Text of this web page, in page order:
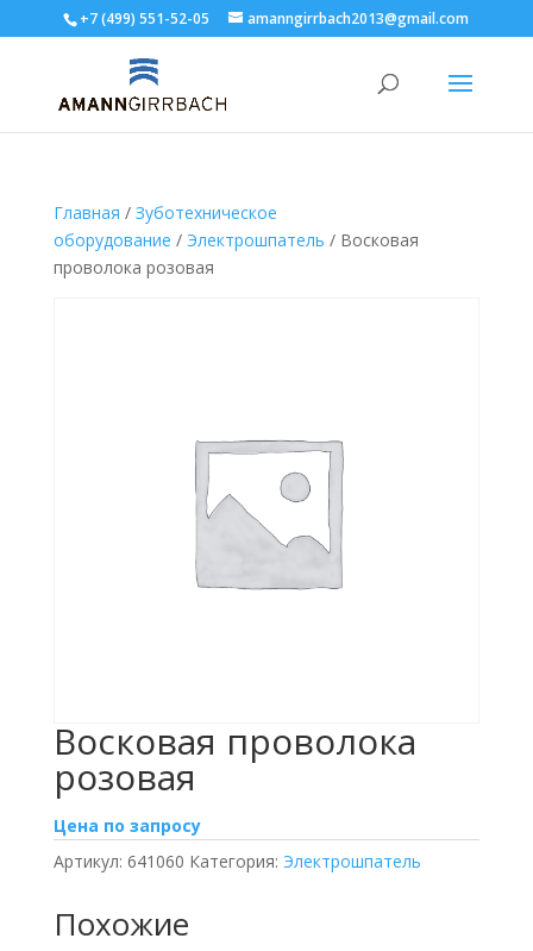
+7 (499) 551-52-05 amanngirrbach2013@gmail.com
Главная / Зуботехническое
оборудование / Электрошпатель / Восковая
проволока розовая
Восковая проволока
розовая
Цена по запросу
Артикул: 641060 Категория: Электрошпатель
Похожие